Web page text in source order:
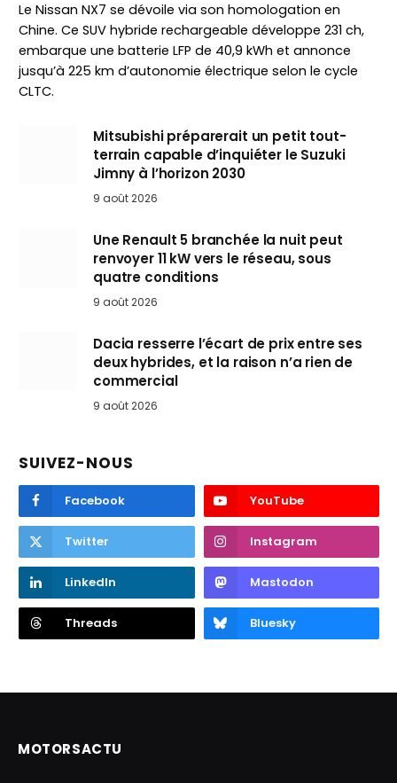
Le Nissan NX7 se dévoile via son homologation en
Chine. Ce SUV hybride rechargeable développe 231 ch,
embarque une batterie LFP de 40,9 kWh et annonce
jusqu’à 225 km d’autonomie électrique selon le cycle
CLTC.
Mitsubishi préparerait un petit tout-
terrain capable d’inquiéter le Suzuki
Jimny à l’horizon 2030
9 août 2026
Une Renault 5 branchée la nuit peut
renvoyer 11 kW vers le réseau, sous
quatre conditions
9 août 2026
Dacia resserre l’écart de prix entre ses
deux hybrides, et la raison n’a rien de
commercial
9 août 2026
SUIVEZ-NOUS
Facebook YouTube
Twitter Instagram
LinkedIn Mastodon
Threads Bluesky
MOTORSACTU